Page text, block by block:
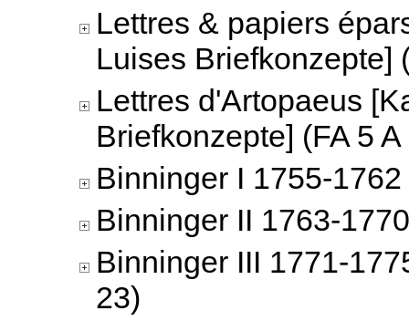
Lettres & papiers
Luises Briefkonzepte]
Lettres d'Artopaeus
Briefkonzepte] (FA 5
Binninger I 1755-
Binninger II 1763-
Binninger III 1771-
23)